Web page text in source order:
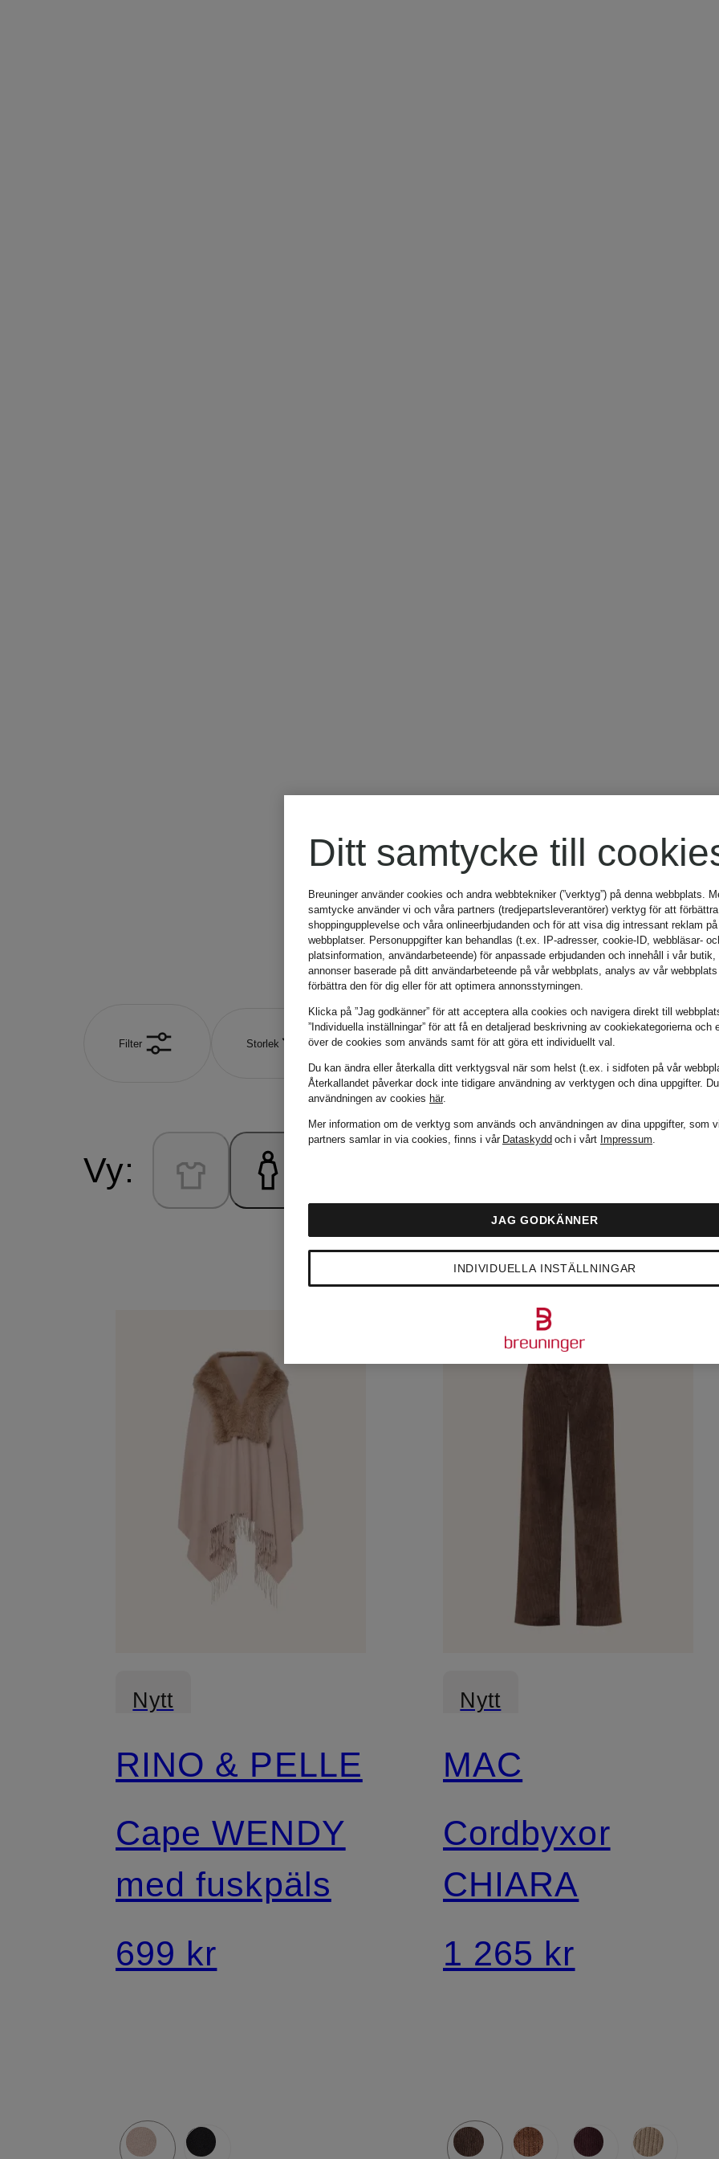
Filter Storlek Märke Färg
Vy:
Nytt
RINO & PELLE
Cape WENDY
med fuskpäls
699 kr
Nytt
MAC
Cordbyxor
CHIARA
1 265 kr
Ditt samtycke till
Breuninger använder cookies och andra webbtekniker (”verktyg”) på denna webbplats.
samtycke använder vi och våra partners (tredjepartsleverantörer) verktyg för att
shoppingupplevelse och våra onlineerbjudanden och för att visa dig intressant reklam
webbplatser. Personuppgifter kan behandlas (t.ex. IP-adresser, cookie-ID, webbläsar-
platsinformation, användarbeteende) för anpassade erbjudanden och innehåll i vår butik,
annonser baserade på ditt användarbeteende på vår webbplats, analys av vår
förbättra den för dig eller för att optimera annonsstyrningen.
Klicka på ”Jag godkänner” för att acceptera alla cookies och navigera direkt till
”Individuella inställningar” för att få en detaljerad beskrivning av cookiekategorierna och
över de cookies som används samt för att göra ett individuellt val.
Du kan ändra eller återkalla ditt verktygsval när som helst (t.ex. i sidfoten på vår
Återkallandet påverkar dock inte tidigare användning av verktygen och dina uppgifter.
användningen av cookies här.
Mer information om de verktyg som används och användningen av dina uppgifter, som
partners samlar in via cookies, finns i vår Dataskydd och i vårt Impressum.
INDIVIDUELLA INSTÄLLNINGAR
JAG GODKÄNNER